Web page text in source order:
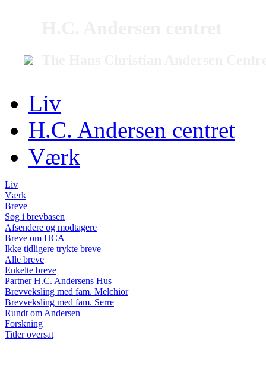
Liv
H.C. Andersen centret
Værk
Liv
Værk
Breve
Søg i brevbasen
Afsendere og modtagere
Breve om HCA
Ikke tidligere trykte breve
Alle breve
Enkelte breve
Partner H.C. Andersens Hus
Brevveksling med fam. Melchior
Brevveksling med fam. Serre
Rundt om Andersen
Forskning
Titler oversat